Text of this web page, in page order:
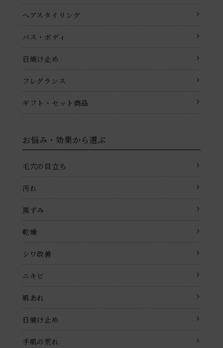
ヘアスタイリング
バス・ボディ
日焼け止め
フレグランス
ギフト・セット商品
お悩み・効果から選ぶ
毛穴の目立ち
汚れ
黒ずみ
乾燥
シワ改善
ニキビ
肌あれ
日焼け止め
手肌の荒れ